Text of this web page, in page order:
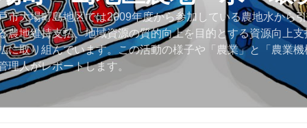
市大場町島地区では2009年度から参加している農地水から
農地維持支払、地域資源の質的向上を目的とする資源向上
に取り組んでいます。この活動の様子や「農業」と「農業
理人がレポートします。